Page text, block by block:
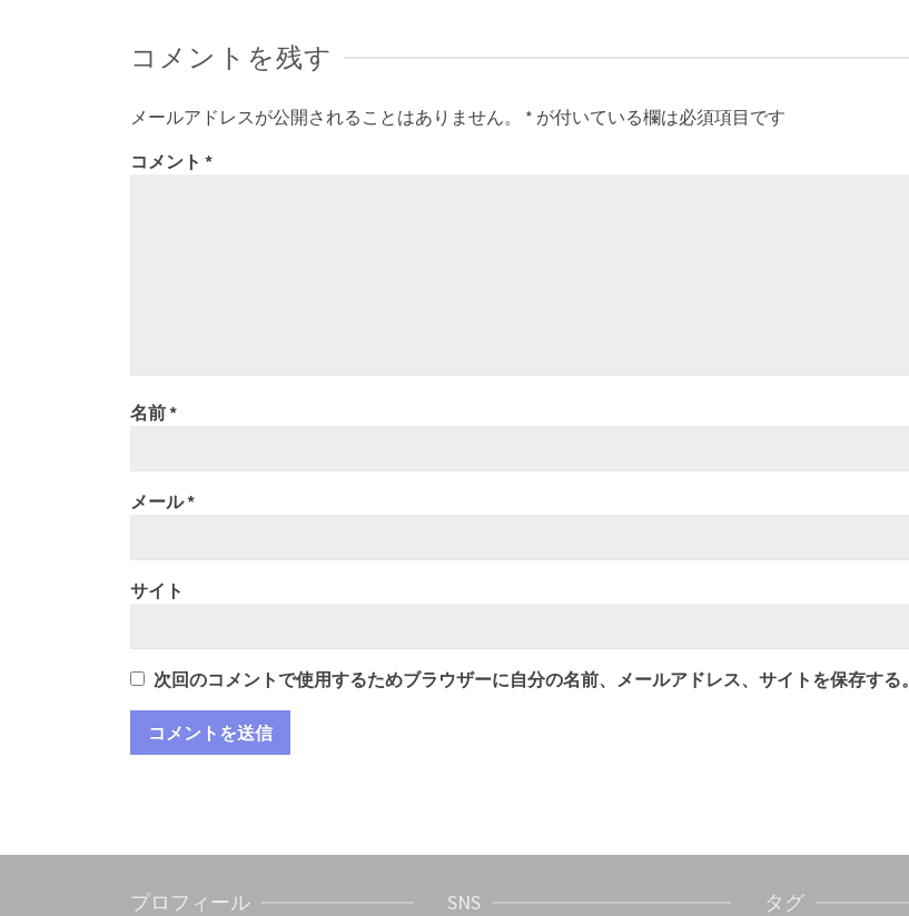
コメントを残す
メールアドレスが公開されることはありません。 * が付いている欄は必須項目です
コメント *
名前*
メール*
サイト
次回のコメントで使用するためブラウザーに自分の名前、メールアドレス、サイトを保存する。
プロフィール SNS タグ